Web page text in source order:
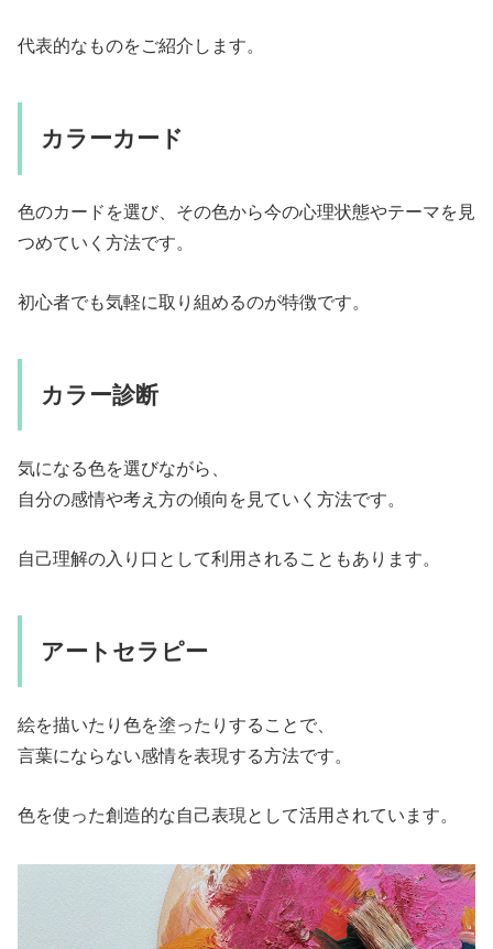
代表的なものをご紹介します。
カラーカード
色のカードを選び、その色から今の心理状態やテーマを見
つめていく方法です。
初心者でも気軽に取り組めるのが特徴です。
カラー診断
気になる色を選びながら、
自分の感情や考え方の傾向を見ていく方法です。
自己理解の入り口として利用されることもあります。
アートセラピー
絵を描いたり色を塗ったりすることで、
言葉にならない感情を表現する方法です。
色を使った創造的な自己表現として活用されています。